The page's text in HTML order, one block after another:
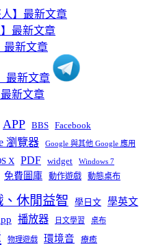
APP BBS Facebook
瀏覽器 Google 與其他 Google 應用
X PDF widget Windows 7
免費圖庫 動作遊戲 動態桌布
休閒益智 學日文 學英文
播放器 日文學習 桌布
物理遊戲 環境音 療癒